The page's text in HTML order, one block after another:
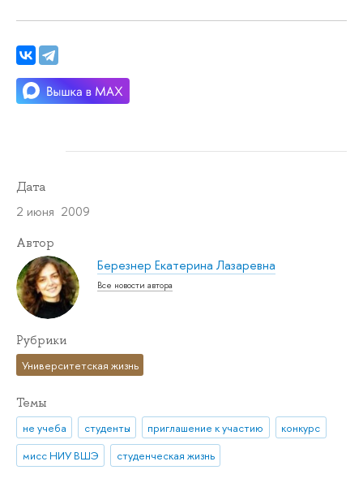
Дата
2 июня 2009
Автор
Березнер Екатерина Лазаревна
Все новости автора
Рубрики
Университетская жизнь
Темы
не учеба студенты приглашение к участию
конкурс
мисс НИУ ВШЭ
студенческая жизнь